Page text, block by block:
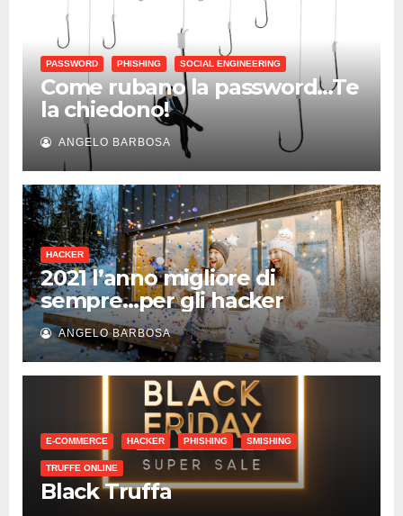
PASSWORD PHISHING SOCIAL ENGINEERING
Come rubano la password…Te
la chiedono!
ANGELO BARBOSA
HACKER
2021 l’anno migliore di
sempre…per gli hacker
ANGELO BARBOSA
E-COMMERCE HACKER PHISHING SMISHING
TRUFFE ONLINE
Black Truffa